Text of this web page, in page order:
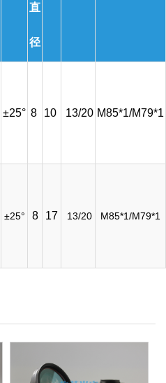
直
径
±25° 8 10 13/20 M85*1/M79*1
±25° 8 17 13/20 M85*1/M79*1